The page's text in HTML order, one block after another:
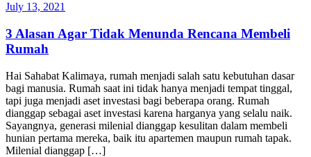
July 13, 2021
3 Alasan Agar Tidak Menunda Rencana Membeli
Rumah
Hai Sahabat Kalimaya, rumah menjadi salah satu kebutuhan dasar
bagi manusia. Rumah saat ini tidak hanya menjadi tempat tinggal,
tapi juga menjadi aset investasi bagi beberapa orang. Rumah
dianggap sebagai aset investasi karena harganya yang selalu naik.
Sayangnya, generasi milenial dianggap kesulitan dalam membeli
hunian pertama mereka, baik itu apartemen maupun rumah tapak.
Milenial dianggap […]